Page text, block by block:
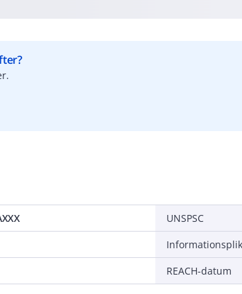
UNSPSC
REACH-datum